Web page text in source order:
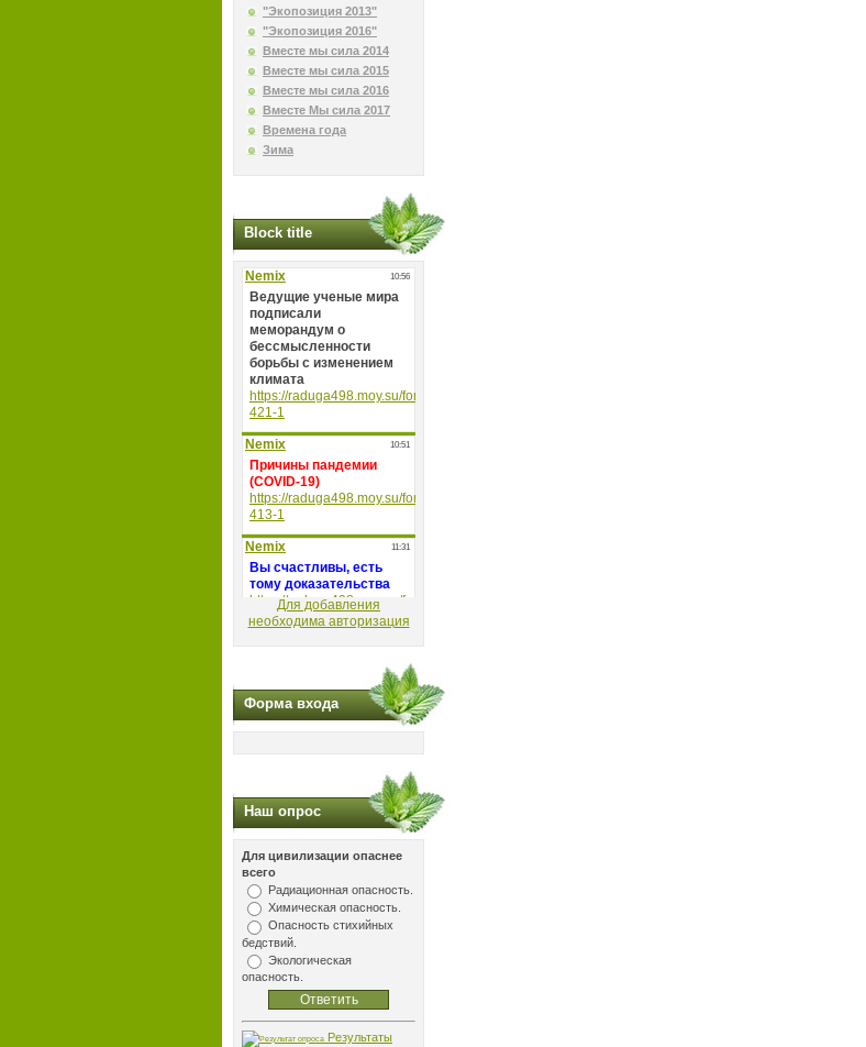
"Экопозиция 2013"
"Экопозиция 2016"
Вместе мы сила 2014
Вместе мы сила 2015
Вместе мы сила 2016
Вместе Мы сила 2017
Времена года
Зима
Block title
Для добавления
необходима авторизация
Форма входа
Наш опрос
Для цивилизации опаснее
всего
Радиационная опасность.
Химическая опасность.
Опасность стихийных
бедствий.
Экологическая
опасность.
Результаты